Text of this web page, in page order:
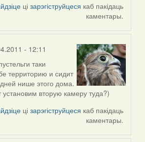
цізарэгіструйцеся каб пакідаць
каментары.
- 12:11
таки
территорию и сидит
нише этого дома.
вторую камеру туда?)
цізарэгіструйцеся каб пакідаць
каментары.